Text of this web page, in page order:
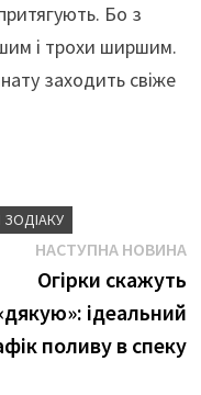
Бо з
і трохи ширшим.
заходить свіже
НАСТУПНА НОВИНА
Огірки скажуть
ідеальний
поливу в спеку